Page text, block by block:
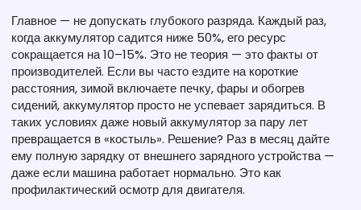
Главное — не допускать глубокого разряда. Каждый раз,
когда аккумулятор садится ниже 50%, его ресурс
сокращается на 10–15%. Это не теория — это факты от
производителей. Если вы часто ездите на короткие
расстояния, зимой включаете печку, фары и обогрев
сидений, аккумулятор просто не успевает зарядиться. В
таких условиях даже новый аккумулятор за пару лет
превращается в «костыль». Решение? Раз в месяц дайте
ему полную зарядку от внешнего зарядного устройства —
даже если машина работает нормально. Это как
профилактический осмотр для двигателя.